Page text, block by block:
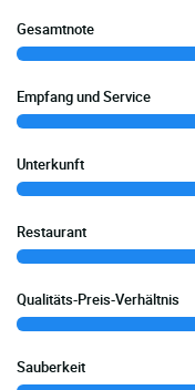
Gesamtnote
Empfang und Service
Unterkunft
Restaurant
Qualitäts-Preis-Verhältnis
Sauberkeit